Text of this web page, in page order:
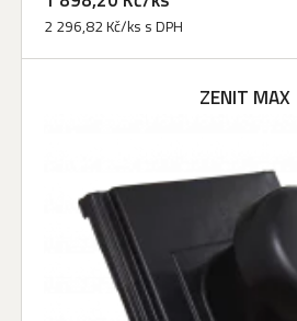
2 296,82 Kč/ks s DPH
ZENIT MAX